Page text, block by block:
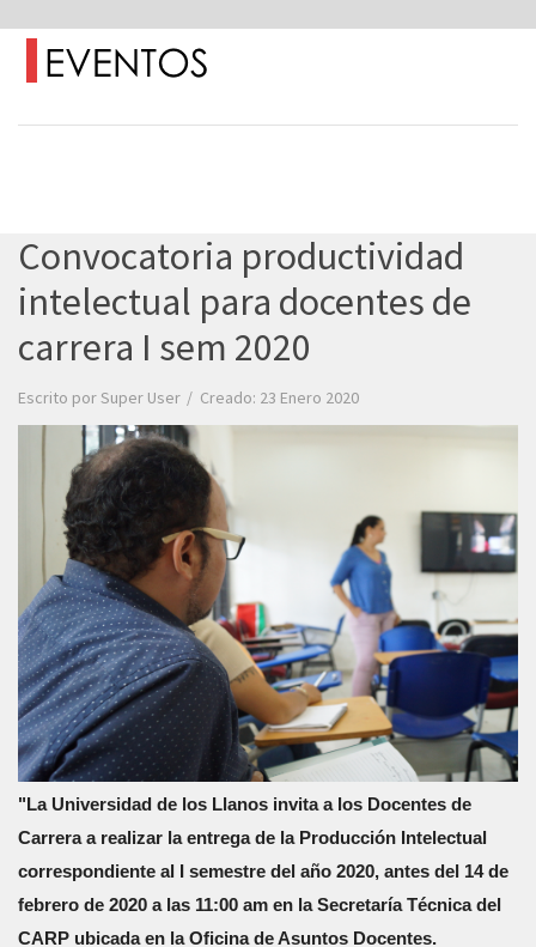
Convocatoria productividad
intelectual para docentes de
carrera I sem 2020
Escrito porSuper User Creado: 23 Enero 2020
" La Universidad de los Llanos invita a los Docentes de
Carrera a realizar la entrega de la Producción Intelectual
correspondiente al I semestre del año 2020, antes del 14 de
febrero de 2020 a las 11:00 am en la Secretaría Técnica del
CARP ubicada en la Oficina de Asuntos Docentes.